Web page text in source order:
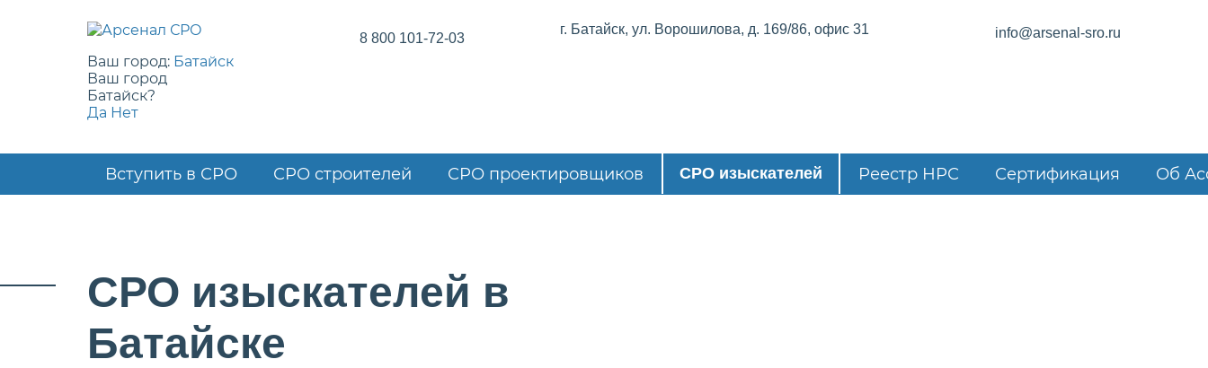
Ваш город: Батайск
Ваш город
Батайск?
Да Нет
8 800 101-72-03
г. Батайск, ул. Ворошилова, д. 169/86, офис 31 info@arsenal-sro.ru
Вступить в СРО СРО строителей СРО проектировщиков СРО изыскателей Реестр НРС Сертификация Об
СРО изыскателей в
Батайске